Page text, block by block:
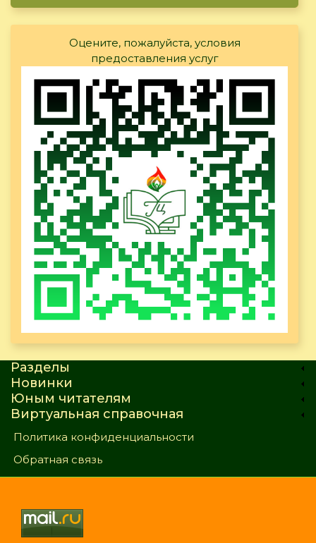
Оцените, пожалуйста, условия
предоставления услуг
Разделы
Новинки
Юным читателям
Виртуальная справочная
Политика конфиденциальности
Обратная связь